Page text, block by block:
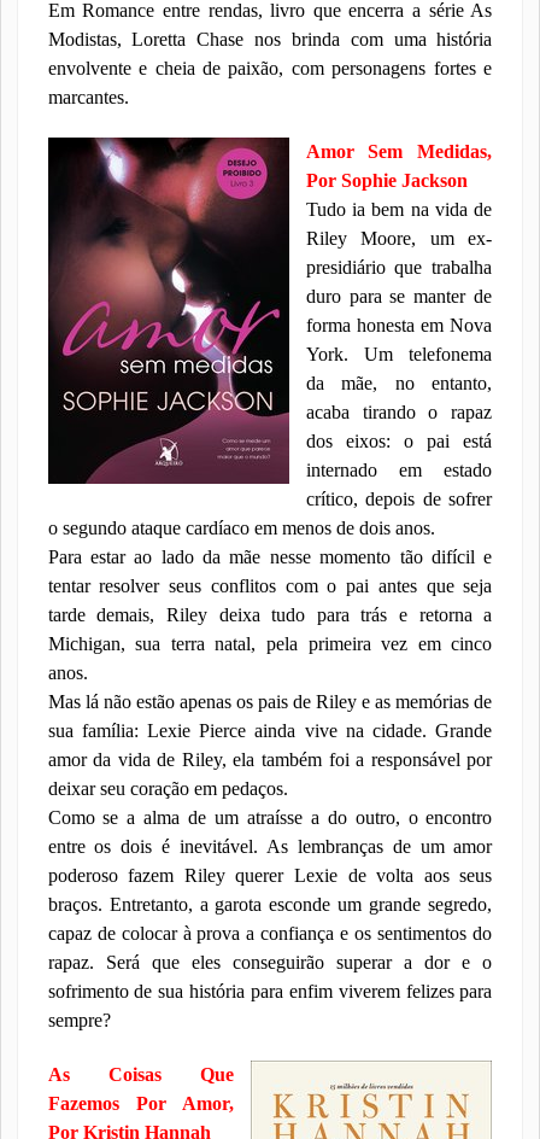
Em Romance entre rendas, livro que encerra a série As
Modistas, Loretta Chase nos brinda com uma história
envolvente e cheia de paixão, com personagens fortes e
marcantes.
Amor Sem Medidas,
Por Sophie Jackson
Tudo ia bem na vida de
Riley Moore, um ex-
presidiário que trabalha
duro para se manter de
forma honesta em Nova
York. Um telefonema
da mãe, no entanto,
acaba tirando o rapaz
dos eixos: o pai está
internado em estado
crítico, depois de sofrer
o segundo ataque cardíaco em menos de dois anos.
Para estar ao lado da mãe nesse momento tão difícil e
tentar resolver seus conflitos com o pai antes que seja
tarde demais, Riley deixa tudo para trás e retorna a
Michigan, sua terra natal, pela primeira vez em cinco
anos.
Mas lá não estão apenas os pais de Riley e as memórias de
sua família: Lexie Pierce ainda vive na cidade. Grande
amor da vida de Riley, ela também foi a responsável por
deixar seu coração em pedaços.
Como se a alma de um atraísse a do outro, o encontro
entre os dois é inevitável. As lembranças de um amor
poderoso fazem Riley querer Lexie de volta aos seus
braços. Entretanto, a garota esconde um grande segredo,
capaz de colocar à prova a confiança e os sentimentos do
rapaz. Será que eles conseguirão superar a dor e o
sofrimento de sua história para enfim viverem felizes para
sempre?
As Coisas Que
Fazemos Por Amor,
Por Kristin Hannah